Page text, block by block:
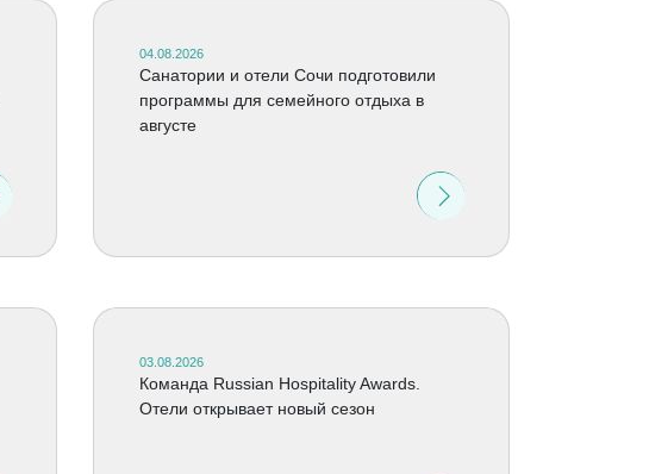
04.08.2026
Санатории и отели Сочи подготовили
программы для семейного отдыха в
августе
03.08.2026
Команда Russian Hospitality Awards.
Отели открывает новый сезон